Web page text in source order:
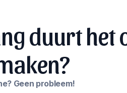
duurt het
Geen probleem!